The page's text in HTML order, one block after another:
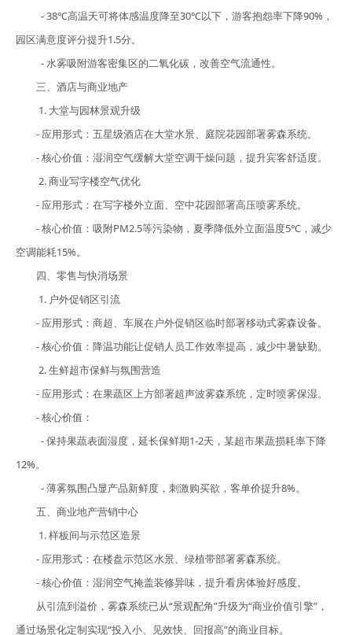
- 38℃高温天可将体感温度降至30℃以下，游客抱怨率下降90%，
园区满意度评分提升1.5分。
- 水雾吸附游客密集区的二氧化碳，改善空气流通性。
三、酒店与商业地产
1. 大堂与园林景观升级
- 应用形式：五星级酒店在大堂水景、庭院花园部署雾森系统。
- 核心价值：湿润空气缓解大堂空调干燥问题，提升宾客舒适度。
2. 商业写字楼空气优化
- 应用形式：在写字楼外立面、空中花园部署高压喷雾系统。
- 核心价值：吸附PM2.5等污染物，夏季降低外立面温度5℃，减少
空调能耗15%。
四、零售与快消场景
1. 户外促销区引流
- 应用形式：商超、车展在户外促销区临时部署移动式雾森设备。
- 核心价值：降温功能让促销人员工作效率提高，减少中暑缺勤。
2. 生鲜超市保鲜与氛围营造
- 应用形式：在果蔬区上方部署超声波雾森系统，定时喷雾保湿。
- 核心价值：
- 保持果蔬表面湿度，延长保鲜期1-2天，某超市果蔬损耗率下降
12%。
- 薄雾氛围凸显产品新鲜度，刺激购买欲，客单价提升8%。
五、商业地产营销中心
1. 样板间与示范区造景
- 应用形式：在楼盘示范区水景、绿植带部署雾森系统。
- 核心价值：湿润空气掩盖装修异味，提升看房体验好感度。
从引流到溢价，雾森系统已从“景观配角”升级为“商业价值引擎”，
通过场景化定制实现“投入小、见效快、回报高”的商业目标。